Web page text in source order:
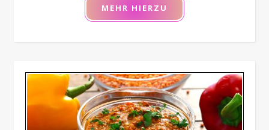
MEHR HIERZU